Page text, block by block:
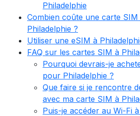
Philadelphie
Combien coûte une carte
Philadelphie ?
Utiliser une eSIM à
FAQ sur les cartes SIM à
Pourquoi devrais-je
pour Philadelphie ?
Que faire si je rencontre
avec ma carte SIM à
Puis-je accéder au Wi-Fi